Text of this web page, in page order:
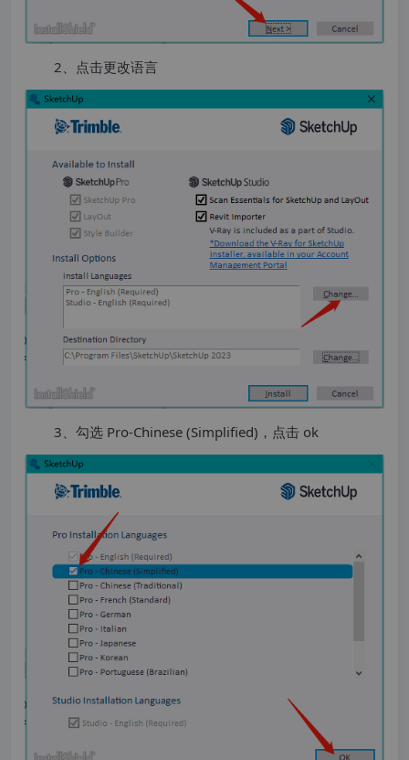
2、点击更改语言
3、勾选 Pro-Chinese (Simplified)，点击 ok